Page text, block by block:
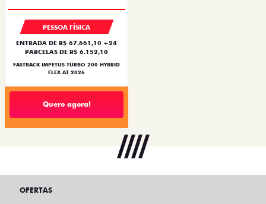
PESSOA FÍSICA
ENTRADA DE R$ 67.661,10 +24
PARCELAS DE R$ 6.152,10
FASTBACK IMPETUS TURBO 200 HYBRID
FLEX AT 2026
Quero agora!
OFERTAS